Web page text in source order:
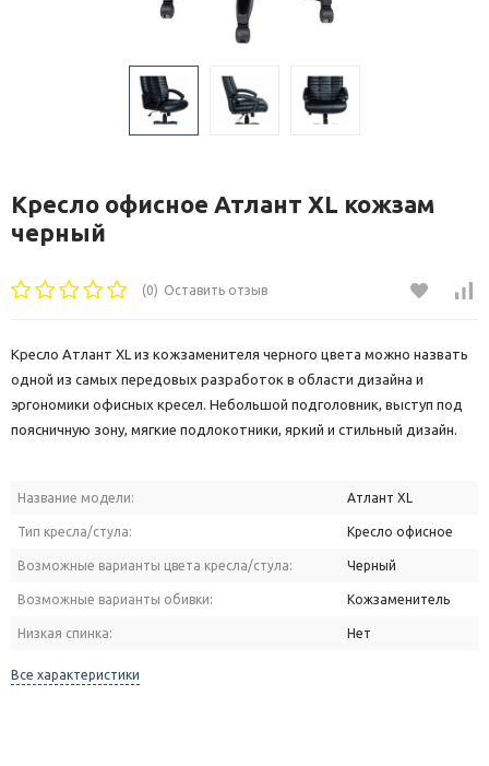
Кресло офисное Атлант XL кожзам
черный
(0) Оставить отзыв
Кресло Атлант XL из кожзаменителя черного цвета можно назвать
одной из самых передовых разработок в области дизайна и
эргономики офисных кресел. Небольшой подголовник, выступ под
поясничную зону, мягкие подлокотники, яркий и стильный дизайн.
Название модели: Атлант XL
Тип кресла/стула: Кресло офисное
Возможные варианты цвета кресла/стула: Черный
Возможные варианты обивки: Кожзаменитель
Низкая спинка: Нет
Все характеристики